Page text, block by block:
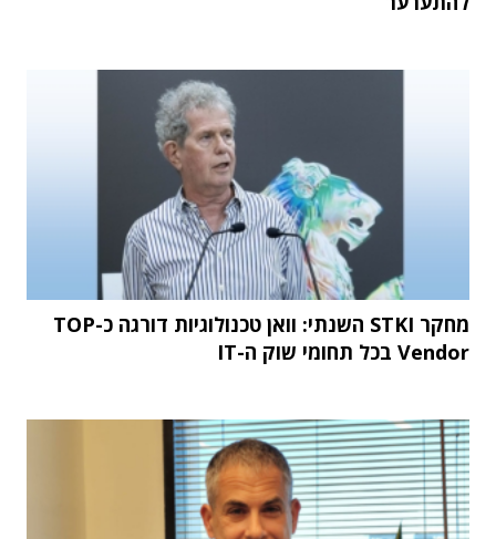
מחקר STKI השנתי: וואן טכנולוגיות דורגה כ-TOP
Vendor בכל תחומי שוק ה-IT